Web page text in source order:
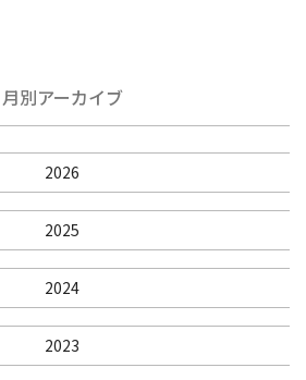
月別アーカイブ
2026
2025
2024
2023